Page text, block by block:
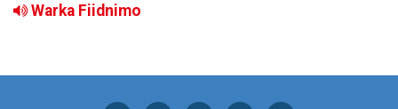
Warka Fiidnimo